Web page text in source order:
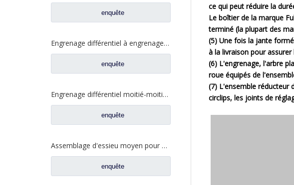
enquête
Engrenage différentiel à engrenage cylindrique entraîné par FUWA 330 pour pièces de rechange de camion Ford CD0044M0-0
enquête
Engrenage différentiel moitié-moitié pour pièces de rechange CE0042M0-9 de camion de Ford FUWA 330
enquête
Assemblage d'essieu moyen pour pièces de rechange de camion Sinotruk HOWO AH71131540128 AZ9231320745
enquête
ce qui peut réduire la
Le boîtier de la marque
terminé (la plupart des
(5) Une fois la jante
à la livraison pour
(6) L'engrenage, l'arbre
roue équipés de
(7) L'ensemble réducteur
circlips, les joints de